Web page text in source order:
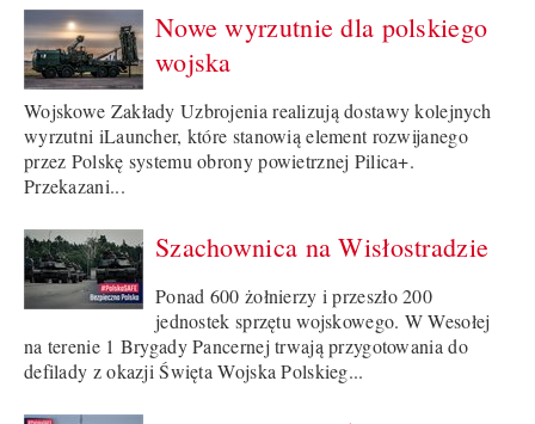
Nowe wyrzutnie dla polskiego
wojska
Wojskowe Zakłady Uzbrojenia realizują dostawy kolejnych
wyrzutni iLauncher, które stanowią element rozwijanego
przez Polskę systemu obrony powietrznej Pilica+.
Przekazani...
Szachownica na Wisłostradzie
Ponad 600 żołnierzy i przeszło 200
jednostek sprzętu wojskowego. W Wesołej
na terenie 1 Brygady Pancernej trwają przygotowania do
defilady z okazji Święta Wojska Polskieg...